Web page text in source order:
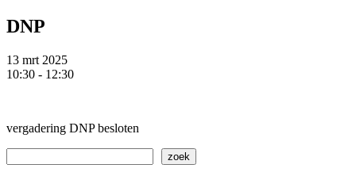
DNP
13 mrt 2025
10:30 - 12:30
vergadering DNP besloten
zoek